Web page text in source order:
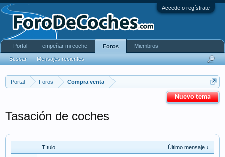
Accede o regístrate
Nuevo tema
Portal Foros Compra venta
Tasación de coches
Título Último mensaje ↓
Portal empeñar mi coche Foros
Buscar Mensajes recientes
Miembros